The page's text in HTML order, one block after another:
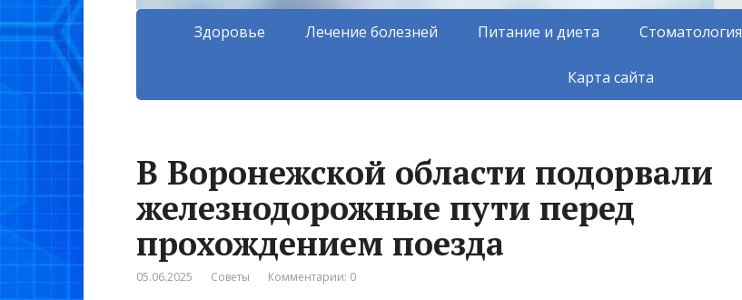
Здоровье Лечение болезней Питание и диета Стоматология
Карта сайта
В Воронежской области подорвали
железнодорожные пути перед
прохождением поезда
05.06.2025 Советы Комментарии: 0